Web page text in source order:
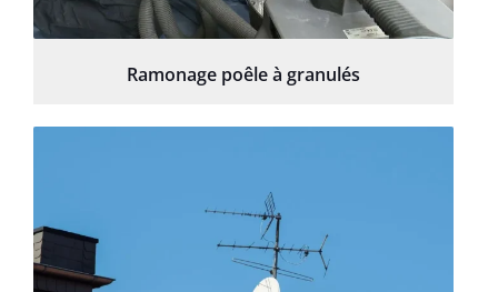
Ramonage poêle à granulés